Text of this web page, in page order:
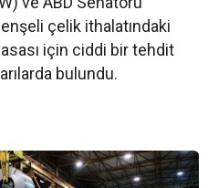
çelik ithalatındaki
için ciddi bir tehdit
bulundu.